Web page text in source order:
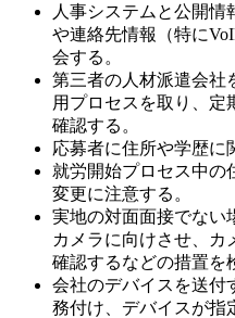
人事システムと公開
や連絡先情報（特に
会する。
第三者の人材派遣会社
用プロセスを取り、定
確認する。
応募者に住所や学歴に
就労開始プロセス中の
変更に注意する。
実地の対面面接でない
カメラに向けさせ、カ
確認するなどの措置を
会社のデバイスを送付
務付け、デバイスが指